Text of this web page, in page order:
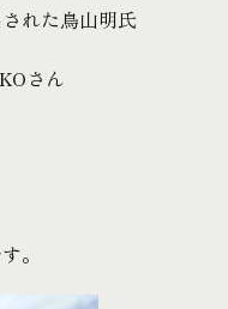
れた鳥山明氏
さん
。